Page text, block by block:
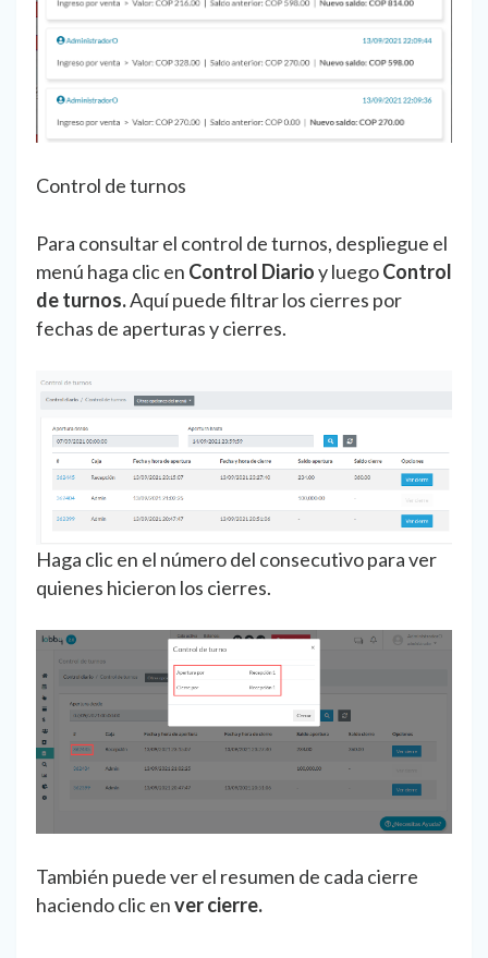
Control de turnos
Para consultar el control de turnos, despliegue el
menú haga clic en Control Diarioy luegoControl
de turnos.Aquí puede filtrar los cierres por
fechas de aperturas y cierres.
Haga clic en el número del consecutivo para ver
quienes hicieron los cierres.
También puede ver el resumen de cada cierre
haciendo clic enver cierre.